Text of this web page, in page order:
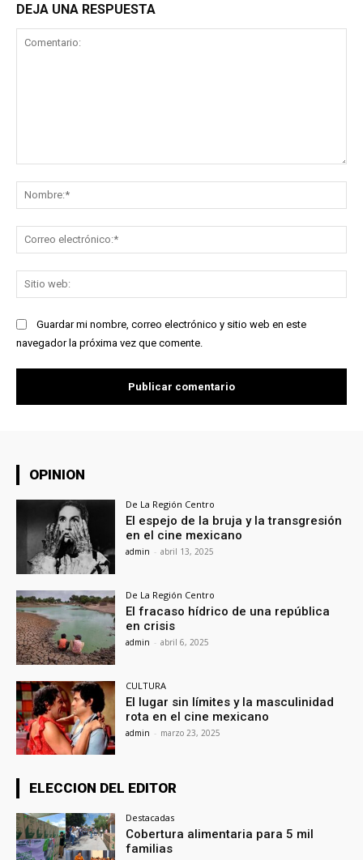
DEJA UNA RESPUESTA
Guardar mi nombre, correo electrónico y sitio web en este
navegador la próxima vez que comente.
OPINION
De La Región Centro
El espejo de la bruja y la transgresión
en el cine mexicano
admin - abril 13, 2025
De La Región Centro
El fracaso hídrico de una república
en crisis
admin - abril 6, 2025
CULTURA
El lugar sin límites y la masculinidad
rota en el cine mexicano
admin - marzo 23, 2025
ELECCION DEL EDITOR
Destacadas
Cobertura alimentaria para 5 mil
familias